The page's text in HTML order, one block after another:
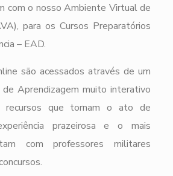
com o nosso Ambiente Virtual de
para os Cursos Preparatórios
– EAD.
são acessados através de um
Aprendizagem muito interativo
recursos que tornam o ato de
prazeirosa e o mais
com professores militares